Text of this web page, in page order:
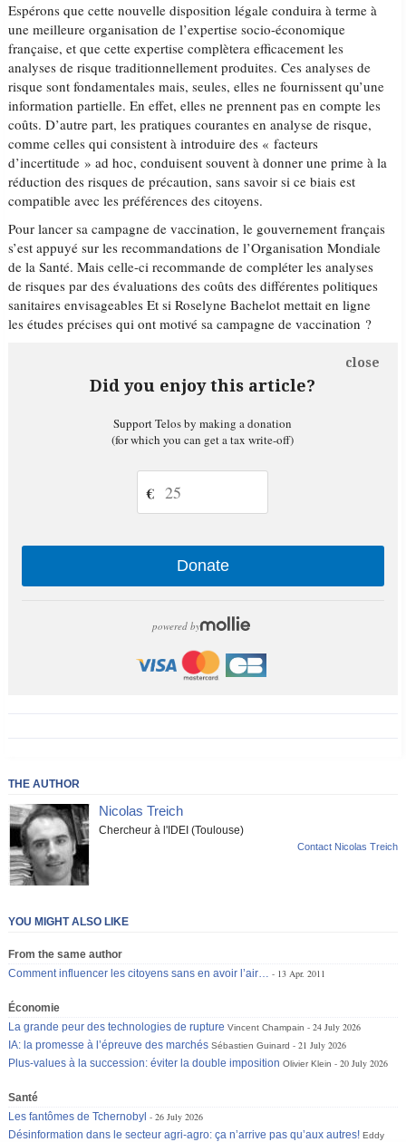
Espérons que cette nouvelle disposition légale conduira à terme à
une meilleure organisation de l’expertise socio-économique
française, et que cette expertise complètera efficacement les
analyses de risque traditionnellement produites. Ces analyses de
risque sont fondamentales mais, seules, elles ne fournissent qu’une
information partielle. En effet, elles ne prennent pas en compte les
coûts. D’autre part, les pratiques courantes en analyse de risque,
comme celles qui consistent à introduire des « facteurs
d’incertitude » ad hoc, conduisent souvent à donner une prime à la
réduction des risques de précaution, sans savoir si ce biais est
compatible avec les préférences des citoyens.
Pour lancer sa campagne de vaccination, le gouvernement français
s’est appuyé sur les recommandations de l’Organisation Mondiale
de la Santé. Mais celle-ci recommande de compléter les analyses
de risques par des évaluations des coûts des différentes politiques
sanitaires envisageables Et si Roselyne Bachelot mettait en ligne
les études précises qui ont motivé sa campagne de vaccination ?
Did you enjoy this article?
close
Support Telos by making a donation
(for which you can get a tax write-off)
€
Donate
powered by
THE AUTHOR
Nicolas Treich
Chercheur à l'IDEI (Toulouse)
Contact Nicolas Treich
YOU MIGHT ALSO LIKE
From the same author
Comment influencer les citoyens sans en avoir l’air…
13 Apr. 2011
Économie
La grande peur des technologies de rupture Vincent Champain
24 July 2026
IA: la promesse à l’épreuve des marchés Sébastien Guinard
21 July 2026
Plus-values à la succession: éviter la double imposition Olivier Klein 20 July 2026
Santé
Les fantômes de Tchernobyl
26 July 2026
Désinformation dans le secteur agri-agro: ça n’arrive pas qu’aux autres! Eddy